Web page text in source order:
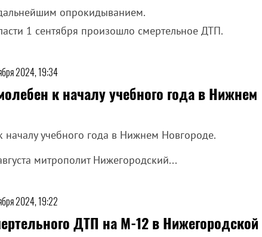
опрокидыванием.
1 сентября произошло смертельное ДТП.
2024, 19:34
к началу учебного года в Нижнем
началу учебного года в Нижнем Новгороде.
митрополит Нижегородский...
2024, 19:22
ДТП на М-12 в Нижегородской